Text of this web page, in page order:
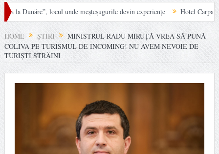
locul unde meșteșugurile devin experiențe
Hotel Carpat Inn din
HOME ȘTIRI
MINISTRUL RADU MIRUȚĂ VREA SĂ PUNĂ
COLIVA PE TURISMUL DE INCOMING! NU AVEM NEVOIE DE
TURIȘTI STRĂINI